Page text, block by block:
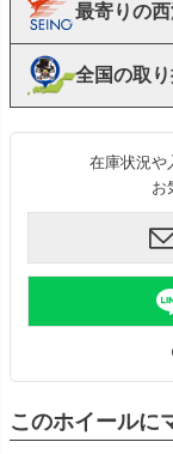
最寄りの
全国の取
在庫状況や
お
このホイールに